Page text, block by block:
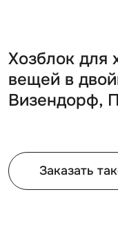
Хозблок для
вещей в
Визендорф,
Заказать